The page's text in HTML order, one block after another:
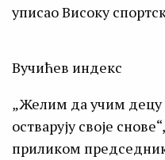
уписао Високу
Вучићев индекс
„Желим да учим децу
остварују своје
приликом